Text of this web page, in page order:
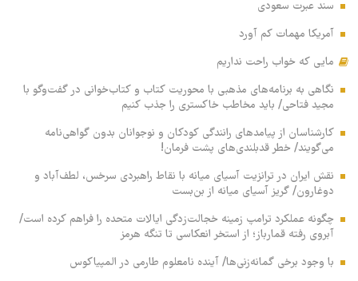
سند عبرت سعودی
آمریکا مهمات کم آورد
مایی که خواب راحت نداریم
نگاهی به برنامه‌های مذهبی با محوریت کتاب و کتاب‌خوانی در گفت‌وگو با
مجید فتاحی/ باید مخاطب خاکستری را جذب کنیم
کارشناسان از پیامدهای رانندگی کودکان و نوجوانان بدون گواهی‌نامه
می‌گویند/ خطر قدبلندی‌های پشت فرمان!
نقش ایران در ترانزیت آسیای میانه با نقاط راهبردی سرخس، لطف‌آباد و
دوغارون/ گریز آسیای میانه از بن‌بست
چگونه عملکرد ترامپ زمینه خجالت‌زدگی ایالات متحده را فراهم کرده است/
آبروی رفته قمارباز؛ از استخر انعکاسی تا تنگه هرمز
با وجود برخی گمانه‌زنی‌ها/ آینده نامعلوم طارمی در المپیاکوس